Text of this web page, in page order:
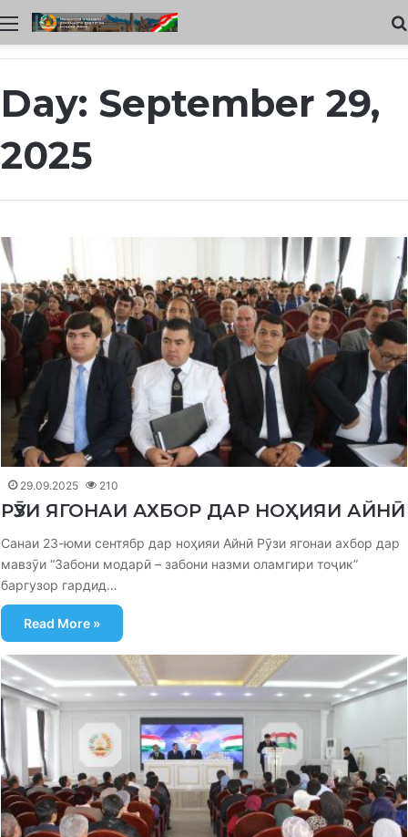
Меню
Day: September 29,
2025
29.09.2025 210
РӮЗИ ЯГОНАИ АХБОР ДАР НОҲИЯИ АЙНӢ
Санаи 23-юми сентябр дар ноҳияи Айнӣ Рӯзи ягонаи ахбор дар
мавзӯи “Забони модарӣ – забони назми оламгири тоҷик”
баргузор гардид…
Read More »